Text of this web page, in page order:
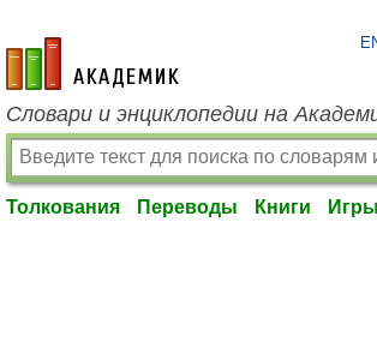
academic.ru
Словари и энциклопедии на
Толкования Переводы Книги